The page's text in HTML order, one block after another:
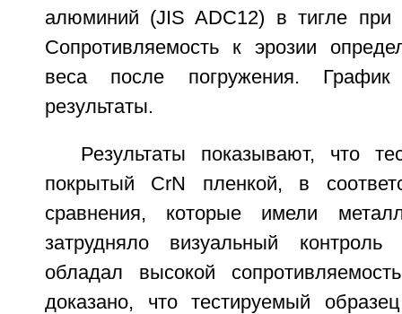
алюминий (JIS ADC12) в тигле при
Сопротивляемость к эрозии
веса после погружения. График
результаты.
Результаты показывают, что
покрытый CrN пленкой, в
сравнения, которые имели
затрудняло визуальный контроль
обладал высокой
доказано, что тестируемый